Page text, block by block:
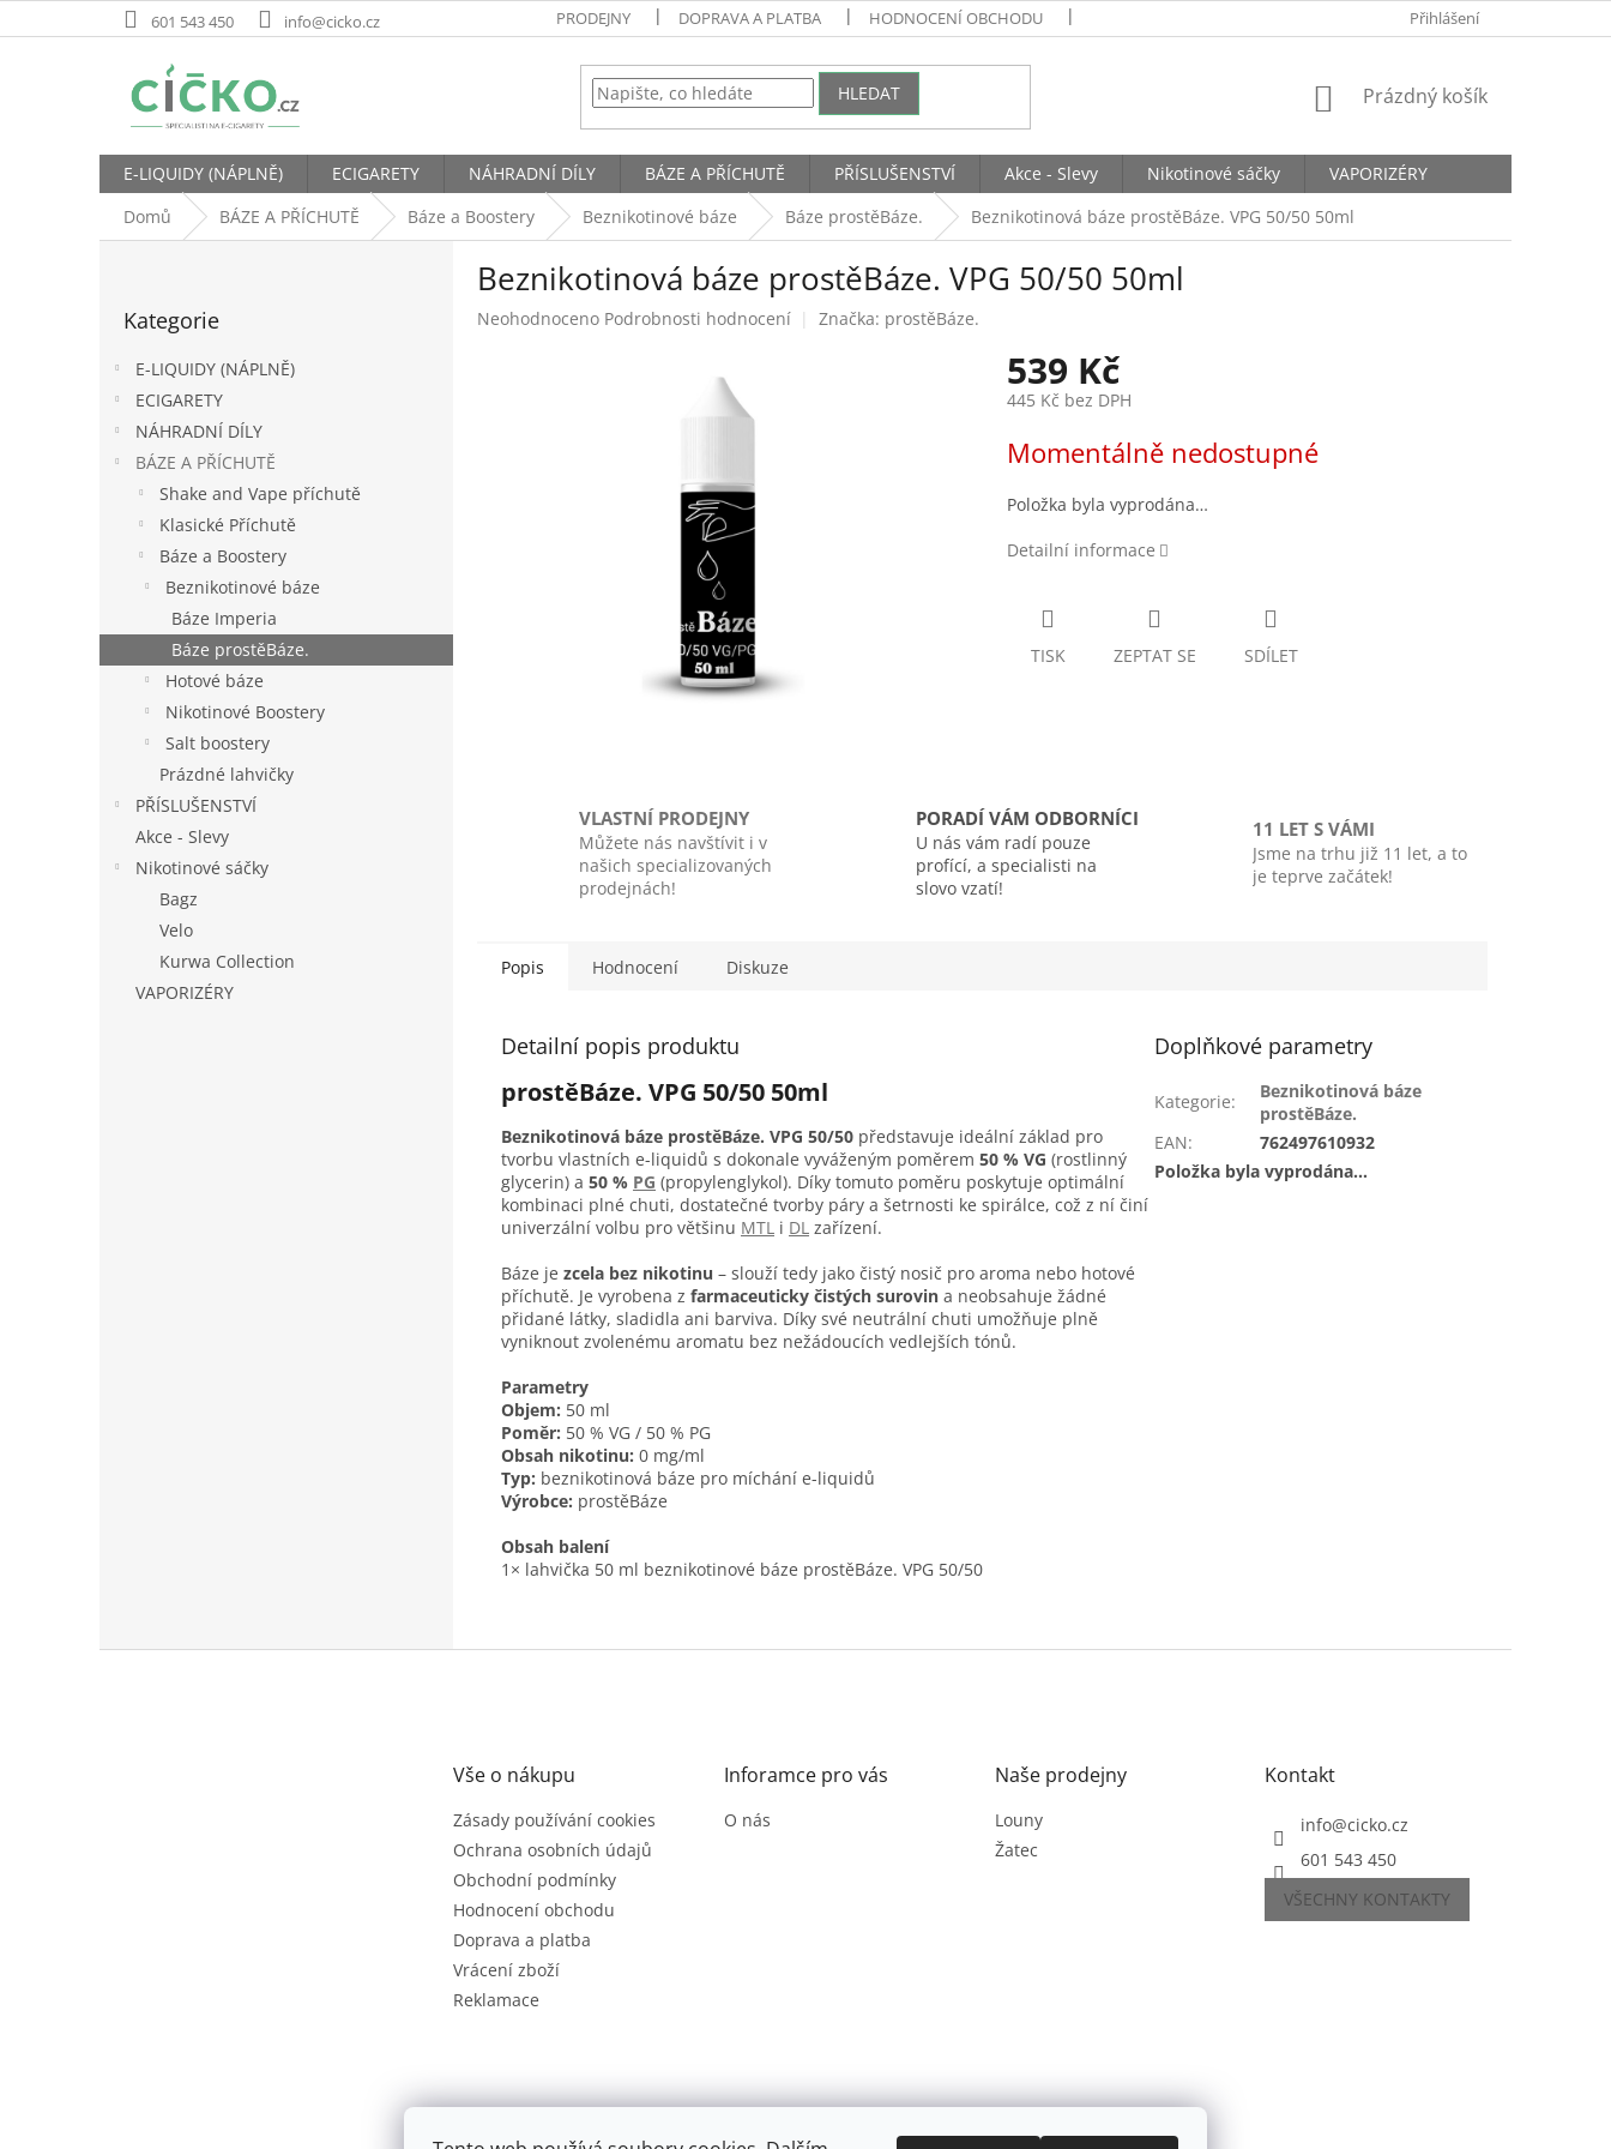
na
601 543 450 info@cicko.cz PRODEJNY DOPRAVA A PLATBA HODNOCENÍ OBCHODU Přihlášení
HLEDAT
NÁKUPNÍ
Prázdný košík
E-LIQUIDY (NÁPLNĚ) ECIGARETY NÁHRADNÍ DÍLY BÁZE A PŘÍCHUTĚ PŘÍSLUŠENSTVÍ Akce - Slevy Nikotinové sáčky
VAPORIZÉRY
Domů
BÁZE A PŘÍCHUTĚ Báze a Boostery Beznikotinové báze Báze prostěBáze. Beznikotinová báze prostěBáze. VPG 50/50 50ml
kategorie
Kategorie
E-LIQUIDY (NÁPLNĚ)
ECIGARETY
NÁHRADNÍ DÍLY
BÁZE A PŘÍCHUTĚ
Shake and Vape příchutě
Klasické Příchutě
Báze a Boostery
Beznikotinové báze
Báze Imperia
Báze prostěBáze.
Hotové báze
Nikotinové Boostery
Salt boostery
Prázdné lahvičky
PŘÍSLUŠENSTVÍ
Akce - Slevy
Nikotinové sáčky
Bagz
Velo
Kurwa Collection
VAPORIZÉRY
Beznikotinová báze prostěBáze. VPG 50/50 50ml
Průměrné
Neohodnoceno Podrobnosti hodnocení Značka: prostěBáze.
539 Kč
445 Kč bez DPH
cena:
Momentálně nedostupné
Položka byla vyprodána…
Detailní informace
TISK ZEPTAT SE SDÍLET
VLASTNÍ PRODEJNY
Můžete nás navštívit i v
našich specializovaných
prodejnách!
PORADÍ VÁM ODBORNÍCI
U nás vám radí pouze
profící, a specialisti na
slovo vzatí!
11 LET S VÁMI
Jsme na trhu již 11 let, a to
je teprve začátek!
Popis Hodnocení Diskuze
Detailní popis produktu
prostěBáze. VPG 50/50 50ml
Beznikotinová báze prostěBáze. VPG 50/50 představuje ideální základ pro
tvorbu vlastních e-liquidů s dokonale vyváženým poměrem 50 % VG (rostlinný
glycerin) a 50 % PG (propylenglykol). Díky tomuto poměru poskytuje optimální
kombinaci plné chuti, dostatečné tvorby páry a šetrnosti ke spirálce, což z ní činí
univerzální volbu pro většinu MTL i DL zařízení.
Báze je zcela bez nikotinu – slouží tedy jako čistý nosič pro aroma nebo hotové
příchutě. Je vyrobena z farmaceuticky čistých surovin a neobsahuje žádné
přidané látky, sladidla ani barviva. Díky své neutrální chuti umožňuje plně
vyniknout zvolenému aromatu bez nežádoucích vedlejších tónů.
Parametry
Objem: 50 ml
Poměr: 50 % VG / 50 % PG
Obsah nikotinu: 0 mg/ml
Typ: beznikotinová báze pro míchání e-liquidů
Výrobce: prostěBáze
Obsah balení
1× lahvička 50 ml beznikotinové báze prostěBáze. VPG 50/50
Doplňkové parametry
Kategorie:
Beznikotinová báze
prostěBáze.
EAN:
762497610932
Položka byla vyprodána…
Vše o nákupu
Zásady používání cookies
Ochrana osobních údajů
Obchodní podmínky
Hodnocení obchodu
Doprava a platba
Vrácení zboží
Reklamace
Inforamce pro vás
O nás
Naše prodejny
Louny
Žatec
Kontakt
info@cicko.cz
601 543 450
VŠECHNY KONTAKTY